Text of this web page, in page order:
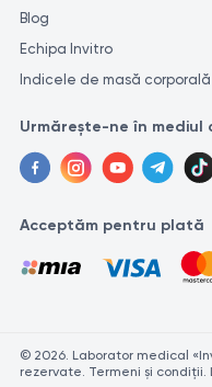
Blog
Echipa Invitro
Indicele de masă corporală
Urmărește-ne în mediul
Acceptăm pentru plată
© 2026. Laborator medical
rezervate. Termeni și condiții.